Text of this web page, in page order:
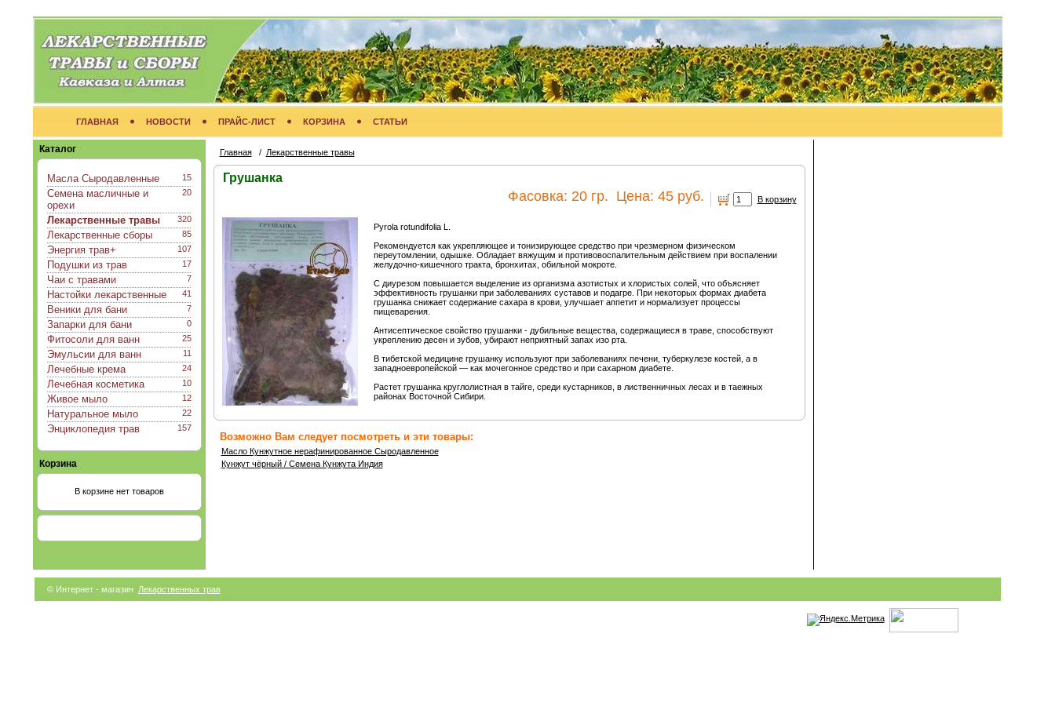
ГЛАВНАЯ НОВОСТИ ПРАЙС-ЛИСТ КОРЗИНА СТАТЬИ
Каталог
15
Масла Сыродавленные
20
Семена масличные и
орехи
320
Лекарственные травы
85
Лекарственные сборы
107
Энергия трав+
17
Подушки из трав
7
Чаи с травами
41
Настойки лекарственные
7
Веники для бани
0
Запарки для бани
25
Фитосоли для ванн
11
Эмульсии для ванн
24
Лечебные крема
10
Лечебная косметика
12
Живое мыло
22
Натуральное мыло
157
Энциклопедия трав
Корзина
В корзине нет товаров
Главная/ Лекарственные травы
Грушанка
Фасовка: 20 гр. Цена: 45 руб. В корзину
Pyrola rotundifolia L.
Рекомендуется как укрепляющее и тонизирующее средство при чрезмерном физическом
переутомлении, одышке. Обладает вяжущим и противовоспалительным действием при воспалении
желудочно-кишечного тракта, бронхитах, обильной мокроте.
С диурезом повышается выделение из организма азотистых и хлористых солей, что объясняет
эффективность грушанки при заболеваниях суставов и подагре. При некоторых формах диабета
грушанка снижает содержание сахара в крови, улучшает аппетит и нормализует процессы
пищеварения.
Антисептическое свойство грушанки - дубильные вещества, содержащиеся в траве, способствуют
укреплению десен и зубов, убирают неприятный запах изо рта.
В тибетской медицине грушанку используют при заболеваниях печени, туберкулезе костей, а в
западноевропейской — как мочегонное средство и при сахарном диабете.
Растет грушанка круглолистная в тайге, среди кустарников, в лиственничных лесах и в таежных
районах Восточной Сибири.
Возможно Вам следует посмотреть и эти товары:
Масло Кунжутное нерафинированное Сыродавленное
Кунжут чёрный / Семена Кунжута Индия
© Интернет - магазин Лекарственных трав